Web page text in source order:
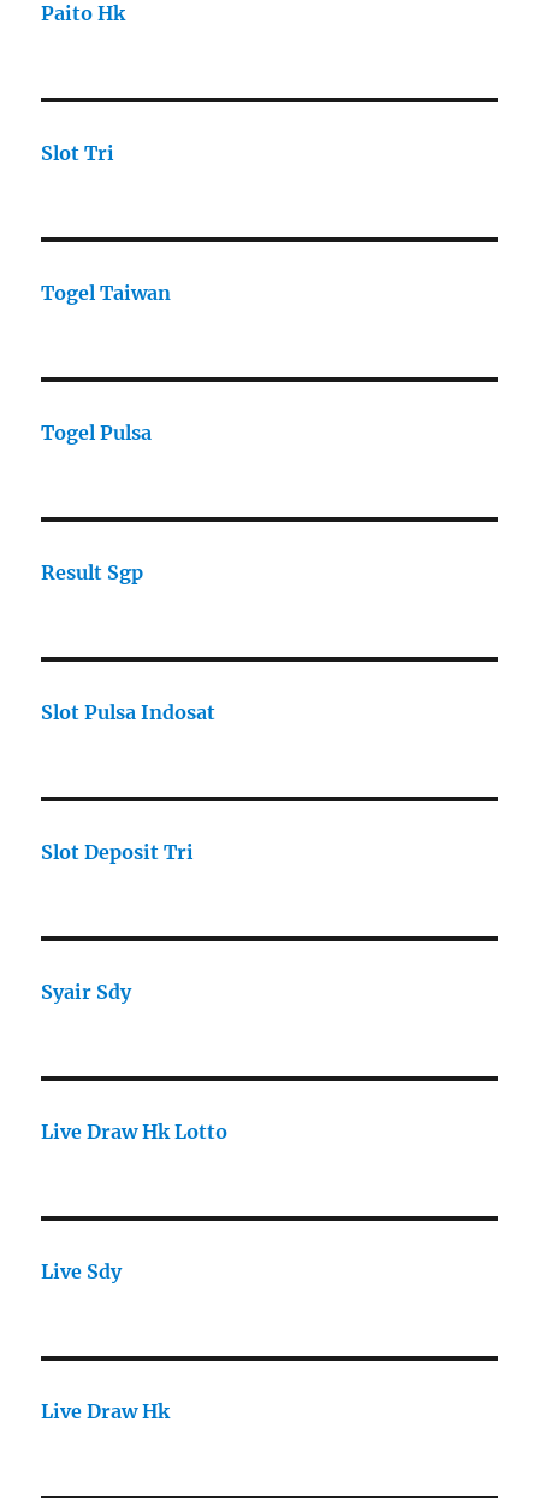
Paito Hk
Slot Tri
Togel Taiwan
Togel Pulsa
Result Sgp
Slot Pulsa Indosat
Slot Deposit Tri
Syair Sdy
Live Draw Hk Lotto
Live Sdy
Live Draw Hk